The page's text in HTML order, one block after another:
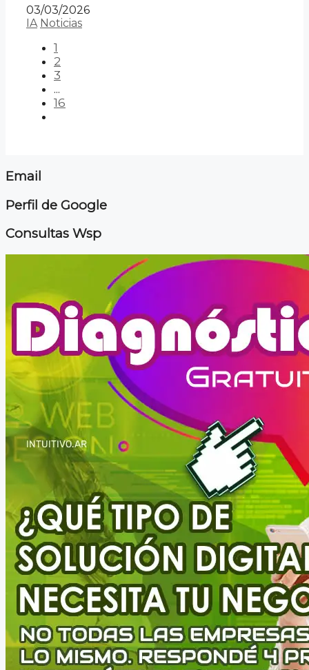
03/03/2026
IA Noticias
1
2
3
...
16
Email
Perfil de Google
Consultas Wsp